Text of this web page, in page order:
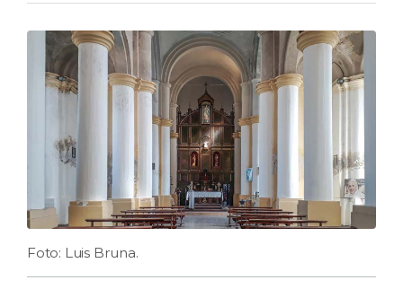
Foto: Luis Bruna.